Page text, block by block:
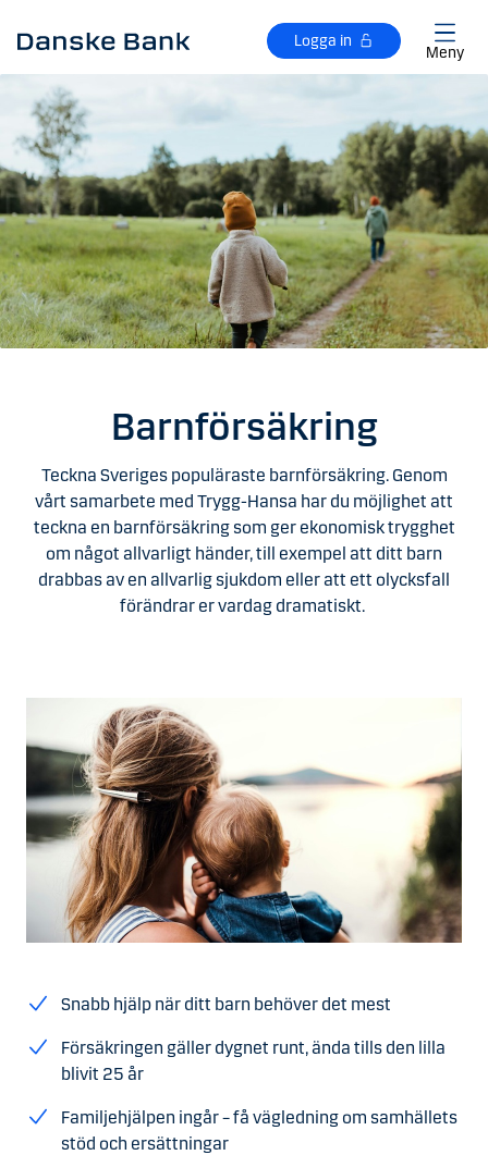
Logga in
Meny
Barnförsäkring
Teckna Sveriges populäraste barnförsäkring. Genom
vårt samarbete med Trygg-Hansa har du möjlighet att
teckna en barnförsäkring som ger ekonomisk trygghet
om något allvarligt händer, till exempel att ditt barn
drabbas av en allvarlig sjukdom eller att ett olycksfall
förändrar er vardag dramatiskt.
Snabb hjälp när ditt barn behöver det mest
Försäkringen gäller dygnet runt, ända tills den lilla
blivit 25 år
Familjehjälpen ingår – få vägledning om samhällets
stöd och ersättningar